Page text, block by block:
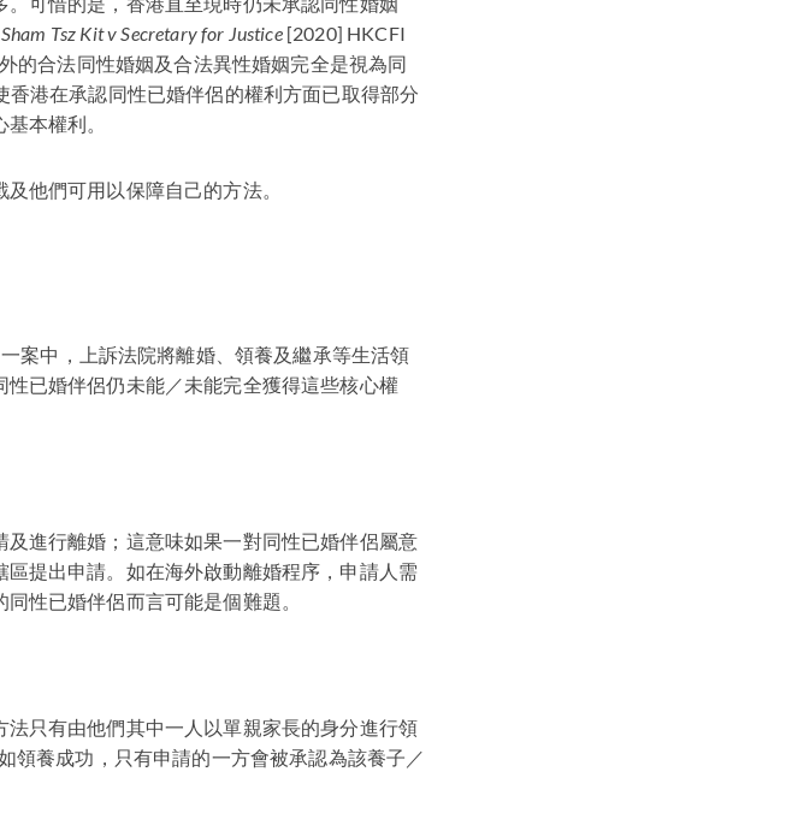
Sham Tsz Kit v Secretary for Justice[2020] HKCFI
的合法同性婚姻及合法異性婚姻完全是視為同
港在承認同性已婚伴侶的權利方面已取得部分
本權利。
他們可用以保障自己的方法。
案中，上訴法院將離婚、領養及繼承等生活領
已婚伴侶仍未能／未能完全獲得這些核心權
進行離婚；這意味如果一對同性已婚伴侶屬意
提出申請。如在海外啟動離婚程序，申請人需
性已婚伴侶而言可能是個難題。
只有由他們其中一人以單親家長的身分進行領
領養成功，只有申請的一方會被承認為該養子／